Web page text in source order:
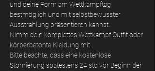
und deine Form am Wettkampftag
bestmöglich und mit selbstbewusster
Ausstrahlung präsentieren kannst.
Nimm dein komplettes Wettkampf Outfit oder
körperbetonte Kleidung mit.
Bitte beachte, dass eine kostenlose
Stornierung spätestens 24 std vor Beginn der